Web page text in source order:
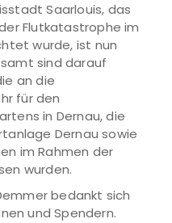
Saarlouis, das
Flutkatastrophe im
wurde, ist nun
sind darauf
an die
für den
in Dernau, die
Dernau sowie
im Rahmen der
wurden.
bedankt sich
und Spendern.